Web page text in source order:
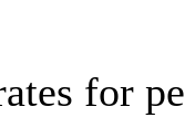
for